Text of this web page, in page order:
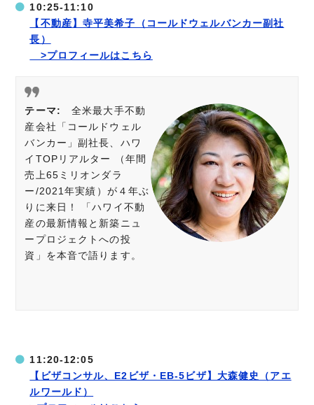
10:25-11:10
【不動産】寺平美希子（コールドウェルバンカー副社
長）
>プロフィールはこちら
テーマ:
全米最大手不動
産会社「コールドウェル
バンカー」副社長、ハワ
イTOPリアルター （年間
売上65ミリオンダラ
ー/2021年実績）が４年ぶ
りに来日！ 「ハワイ不動
産の最新情報と新築ニュ
ープロジェクトへの投
資」を本音で語ります。
11:20-12:05
【ビザコンサル、E2ビザ・EB-5ビザ】大森健史（アエ
ルワールド）